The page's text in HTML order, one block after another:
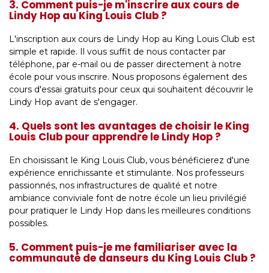
3. Comment puis-je m'inscrire aux cours de
Lindy Hop au King Louis Club ?
L'inscription aux cours de Lindy Hop au King Louis Club est
simple et rapide. Il vous suffit de nous contacter par
téléphone, par e-mail ou de passer directement à notre
école pour vous inscrire. Nous proposons également des
cours d'essai gratuits pour ceux qui souhaitent découvrir le
Lindy Hop avant de s'engager.
4. Quels sont les avantages de choisir le King
Louis Club pour apprendre le Lindy Hop ?
En choisissant le King Louis Club, vous bénéficierez d'une
expérience enrichissante et stimulante. Nos professeurs
passionnés, nos infrastructures de qualité et notre
ambiance conviviale font de notre école un lieu privilégié
pour pratiquer le Lindy Hop dans les meilleures conditions
possibles.
5. Comment puis-je me familiariser avec la
communauté de danseurs du King Louis Club ?